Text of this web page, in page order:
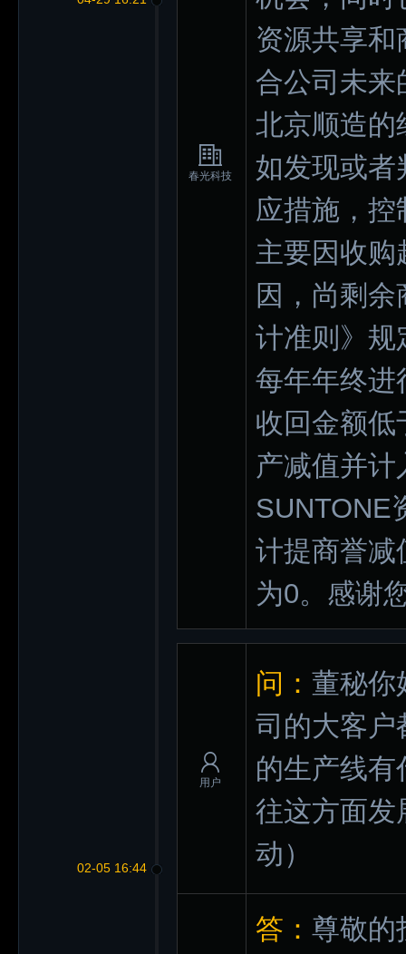
春光科技
资源共享
合公司未来
北京顺造的
如发现或者
应措施，
主要因收购
因，尚剩
计准则》规
每年年终进
收回金额低
产减值并
SUNTONE
计提商誉减
为0。感谢
02-05 16:44
用户
问： 董秘你
司的大客户
的生产线
往这方面发
动）
答： 尊敬的